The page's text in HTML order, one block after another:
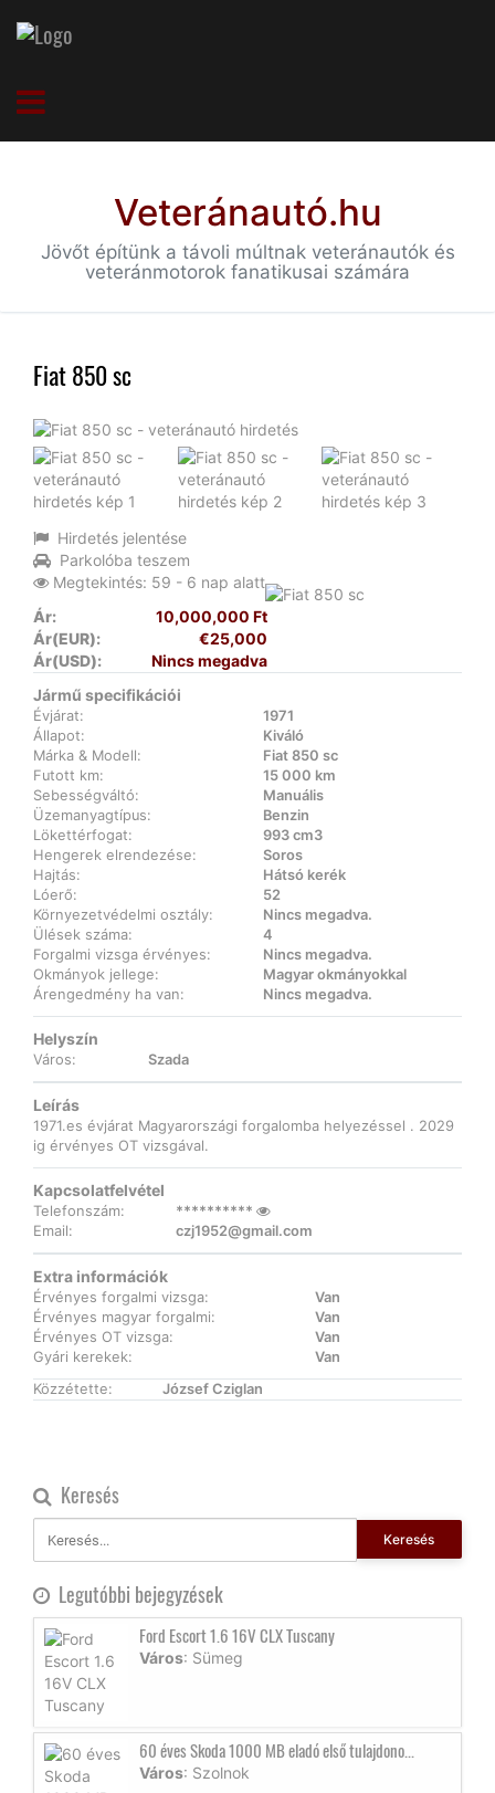
Veteránautó.hu
Jövőt építünk a távoli múltnak veteránautók és
veteránmotorok fanatikusai számára
Fiat 850 sc
Hirdetés jelentése
Parkolóba teszem
Megtekintés: 59 - 6 nap alatt
Ár:
10,000,000 Ft
Ár(EUR):
€25,000
Ár(USD):
Nincs megadva
Jármű specifikációi
Évjárat:
1971
Állapot:
Kiváló
Márka & Modell:
Fiat 850 sc
Futott km:
15 000 km
Sebességváltó:
Manuális
Üzemanyagtípus:
Benzin
Lökettérfogat:
993 cm3
Hengerek elrendezése:
Soros
Hajtás:
Hátsó kerék
Lóerő:
52
Környezetvédelmi osztály:
Nincs megadva.
Ülések száma:
4
Forgalmi vizsga érvényes:
Nincs megadva.
Okmányok jellege:
Magyar okmányokkal
Árengedmény ha van:
Nincs megadva.
Helyszín
Város: Szada
Leírás
1971.es évjárat Magyarországi forgalomba helyezéssel . 2029
ig érvényes OT vizsgával.
Kapcsolatfelvétel
Telefonszám:
**********
Email:
czj1952@gmail.com
Extra információk
Érvényes forgalmi vizsga:
Van
Érvényes magyar forgalmi:
Van
Érvényes OT vizsga:
Van
Gyári kerekek:
Van
Közzétette:
József Cziglan
Keresés
Keresés
Legutóbbi bejegyzések
Ford Escort 1.6 16V CLX Tuscany
Város: Sümeg
60 éves Skoda 1000 MB eladó első tulajdono...
Város: Szolnok